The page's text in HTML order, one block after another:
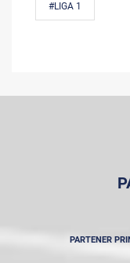
#LIGA 1
PARTENER